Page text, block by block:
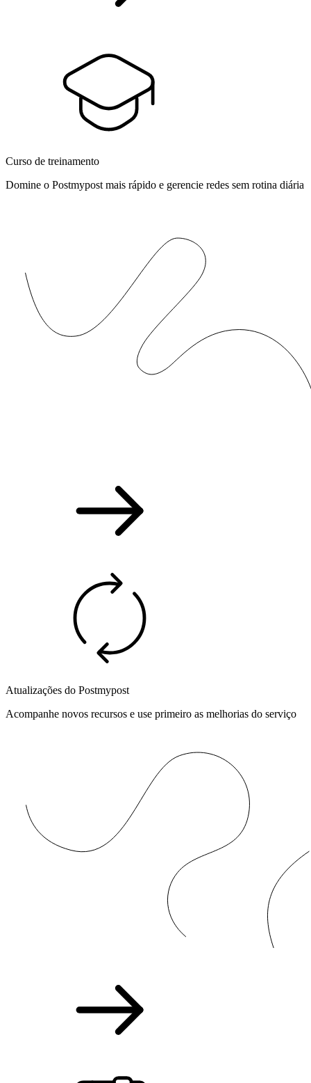
Curso de treinamento
Domine o Postmypost mais rápido e gerencie redes sem rotina diária
Atualizações do Postmypost
Acompanhe novos recursos e use primeiro as melhorias do serviço